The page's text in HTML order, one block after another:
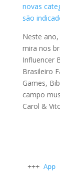
novas
são
Neste
mira nos
Influencer
Brasileiro
Games,
campo
Carol &
+++